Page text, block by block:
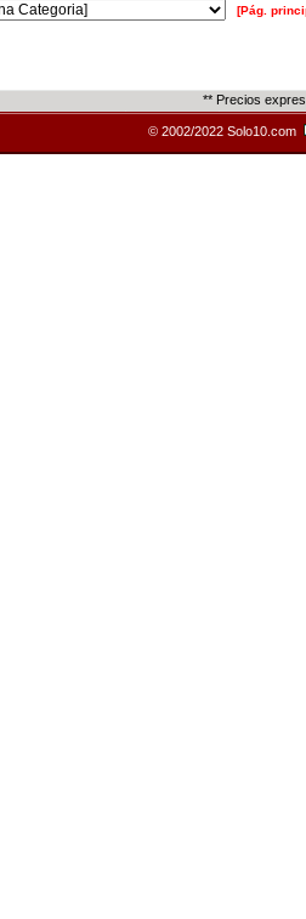
[Pág.
** Precios
© 2002/2022 Solo10.com